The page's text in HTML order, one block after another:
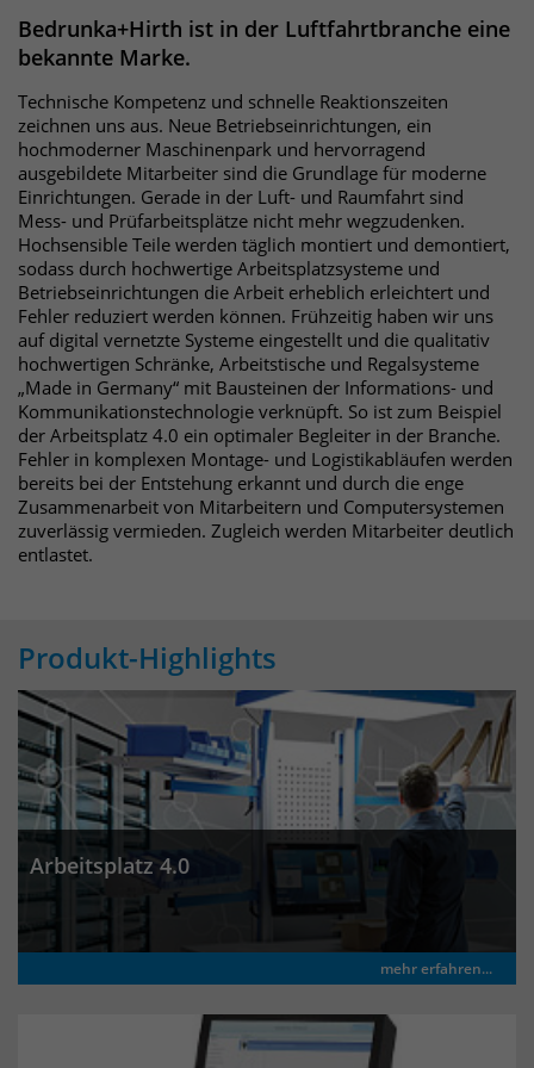
Bedrunka+Hirth ist in der Luftfahrtbranche eine
bekannte Marke.
Technische Kompetenz und schnelle Reaktionszeiten
zeichnen uns aus. Neue Betriebseinrichtungen, ein
hochmoderner Maschinenpark und hervorragend
ausgebildete Mitarbeiter sind die Grundlage für moderne
Einrichtungen. Gerade in der Luft- und Raumfahrt sind
Mess- und Prüfarbeitsplätze nicht mehr wegzudenken.
Hochsensible Teile werden täglich montiert und demontiert,
sodass durch hochwertige Arbeitsplatzsysteme und
Betriebseinrichtungen die Arbeit erheblich erleichtert und
Fehler reduziert werden können. Frühzeitig haben wir uns
auf digital vernetzte Systeme eingestellt und die qualitativ
hochwertigen Schränke, Arbeitstische und Regalsysteme
„Made in Germany“ mit Bausteinen der Informations- und
Kommunikationstechnologie verknüpft. So ist zum Beispiel
der Arbeitsplatz 4.0 ein optimaler Begleiter in der Branche.
Fehler in komplexen Montage- und Logistikabläufen werden
bereits bei der Entstehung erkannt und durch die enge
Zusammenarbeit von Mitarbeitern und Computersystemen
zuverlässig vermieden. Zugleich werden Mitarbeiter deutlich
entlastet.
Produkt-Highlights
Arbeitsplatz 4.0
mehr erfahren...
Anbieter TYPO3
Laufzeit 1 Jahr
Zweck
Enthält die gewählten Tracking-Optin-
Einstellungen.
Besuchs der Webseite zu identifizieren.
Name _pk_id
Anbieter Matomo
Laufzeit 13 Monate
Zweck
Das Cookie wird von Matomo installiert.
Das Cookie wird verwendet, um
Besucher-, Sitzungs- und
Kampagnendaten zu berechnen und
die Nutzung der Website für den
Analysebericht der Website zu
verfolgen. Die Cookies speichern
Informationen anonym und weisen
eine randoly generierte Nummer zu,
um eindeutige Besucher zu
identifizieren. Die Daten werde lokal
Name _pk_ref
Anbieter Matomo
Laufzeit 6 Monate
Das Cookie wird von Matomo
um Besucher-, Sitzungs- und
die Nutzung der Website für den
Analysebericht der Website zu
verfolgen. Die Cookies speichern
Informationen anonym und weisen